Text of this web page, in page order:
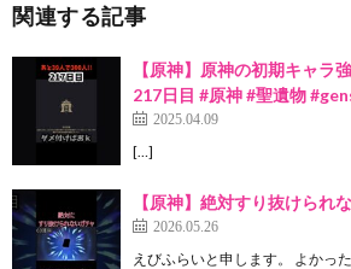
関連する記事
【原神】原神の初期キャラ
217日目 #原神 #聖遺物
2025.04.09
[…]
【原神】絶対すり抜けられ
2026.05.26
えびふらいと申します。 よかっ